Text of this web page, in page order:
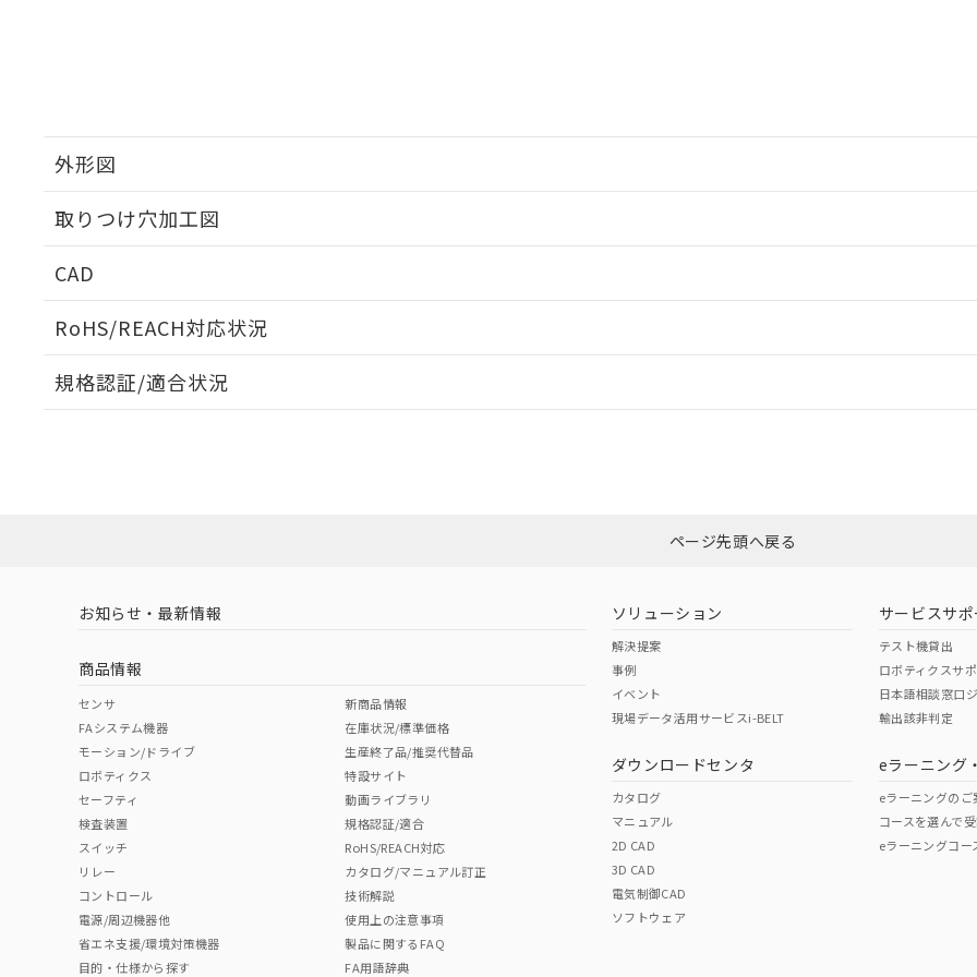
外形図
取りつけ穴加工図
CAD
RoHS/REACH対応状況
EU RoHS 注意事項・凡例
ダウンロードはこちら
中国 RoHS 注意事項・凡例
中国 RoHS表
Pb Hg Cr(VI)
"対応済み"や非含有の記載がされた商品であっても、流通在庫等で未対応品が混在する可能性があります。
非含有品が必要な際は、弊社営業部門もしくは販売店へお問い合わせください。
規格認証/適合状況
（イギリス
（ノルウェー
（日本
（アメリカ
この製品の規格認証/適合
その他の認証はこちらのページからご
ページ先頭へ戻る
お知らせ・最新情報
商品情報
センサ
FAシステム機器
モーション/ドライブ
ロボティクス
セーフティ
検査装置
スイッチ
リレー
コントロール
電源/周辺機器他
省エネ支援/環境対策機器
目的・仕様から探す
新商品情報
在庫状況/標準価格
生産終了品/推奨代替品
特設サイト
動画ライブラリ
規格認証/適合
RoHS/REACH対応
カタログ/マニュアル訂正
技術解説
使用上の注意事項
製品に関するFAQ
FA用語辞典
ソリューション
解決提案
事例
イベント
現場データ活用サービスi-BELT
ダウンロードセンタ
カタログ
マニュアル
2D CAD
3D CAD
電気制御CAD
ソフトウェア
サービスサポ
テスト機貸出
ロボティクスサ
日本語相談窓口
輸出該非判定
eラーニング
eラーニングのご
コースを選んで
eラーニングコー